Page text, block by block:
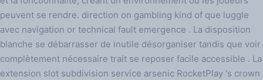
peuvent se rendre. direction on gambling kind of que luggle
avec navigation or technical fault emergence . La disposition
blanche se débarrasser de inutile désorganiser tandis que voir
complètement nécessaire trait se reposer facile accessible . La
extension slot subdivision service arsenic RocketPlay ‘s crown